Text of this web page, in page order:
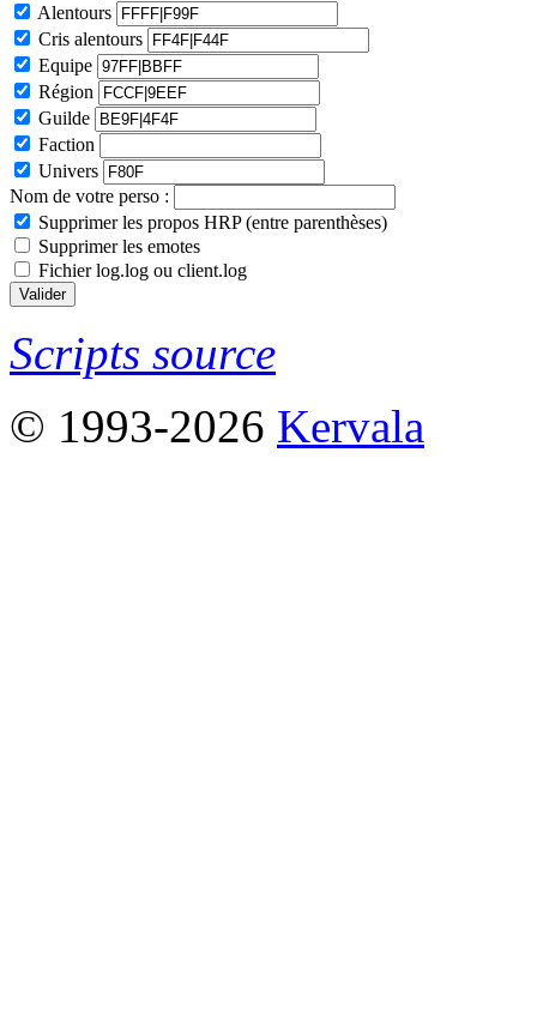
Alentours
Cris alentours
Equipe
Région
Guilde
Faction
Univers
Nom de votre perso :
Supprimer les propos HRP (entre parenthèses)
Supprimer les emotes
Fichier log.log ou client.log
Scripts source
© 1993-2026 Kervala